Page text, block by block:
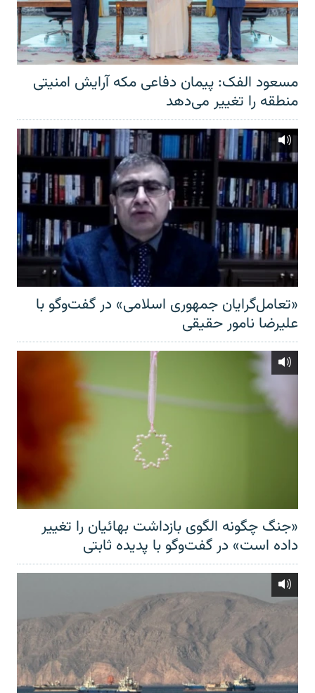
مسعود الفک: پیمان دفاعی مکه آرایش امنیتی
منطقه را تغییر می‌دهد
«تعامل‌گرایان جمهوری اسلامی» در گفت‌وگو با
علیرضا نامور حقیقی
«جنگ چگونه الگوی بازداشت بهائیان را تغییر
داده است» در گفت‌وگو با پدیده ثابتی